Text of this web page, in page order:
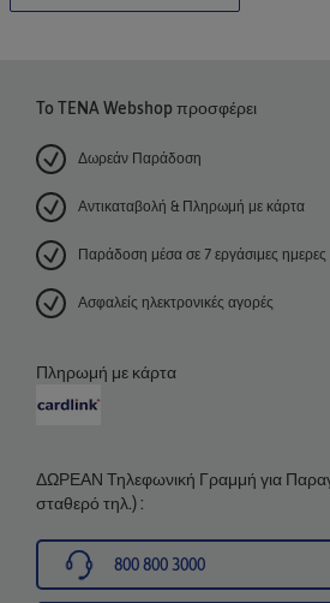
To TENA Webshop προσφέρει
Δωρεάν Παράδοση
Αντικαταβολή & Πληρωμή με κάρτα
Παράδοση μέσα σε 7 εργάσιμες ημερες
Ασφαλείς ηλεκτρονικές αγορές
Πληρωμή με κάρτα
ΔΩΡΕΑΝ Τηλεφωνική Γραμμή για
σταθερό τηλ.) :
800 800 3000